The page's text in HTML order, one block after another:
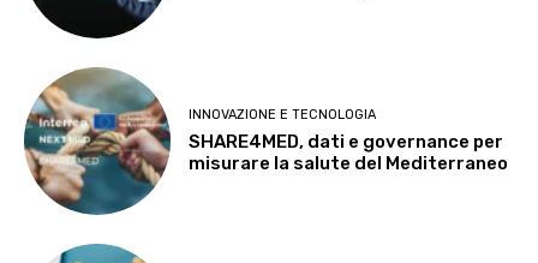
INNOVAZIONE E TECNOLOGIA
SHARE4MED, dati e governance per
misurare la salute del Mediterraneo